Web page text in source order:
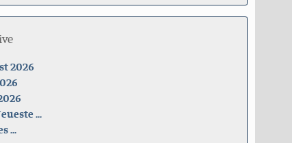
2026
...
...